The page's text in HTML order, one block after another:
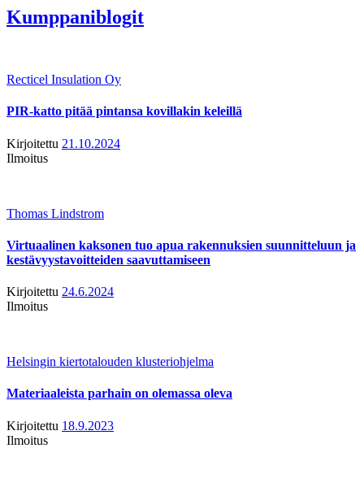
Kumppaniblogit
Recticel Insulation Oy
PIR-katto pitää pintansa kovillakin keleillä
Kirjoitettu 21.10.2024
Ilmoitus
Thomas Lindstrom
Virtuaalinen kaksonen tuo apua rakennuksien suunnitteluun ja
kestävyystavoitteiden saavuttamiseen
Kirjoitettu 24.6.2024
Ilmoitus
Helsingin kiertotalouden klusteriohjelma
Materiaaleista parhain on olemassa oleva
Kirjoitettu 18.9.2023
Ilmoitus